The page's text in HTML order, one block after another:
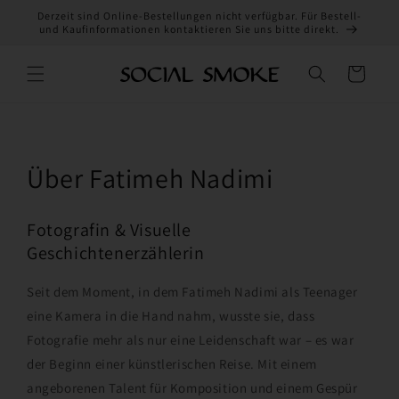
zum
Inhalt
Derzeit sind Online-Bestellungen nicht verfügbar. Für Bestell-
und Kaufinformationen kontaktieren Sie uns bitte direkt.
Warenkorb
Über Fatimeh Nadimi
Fotografin & Visuelle
Geschichtenerzählerin
Seit dem Moment, in dem Fatimeh Nadimi als Teenager
eine Kamera in die Hand nahm, wusste sie, dass
Fotografie mehr als nur eine Leidenschaft war – es war
der Beginn einer künstlerischen Reise. Mit einem
angeborenen Talent für Komposition und einem Gespür